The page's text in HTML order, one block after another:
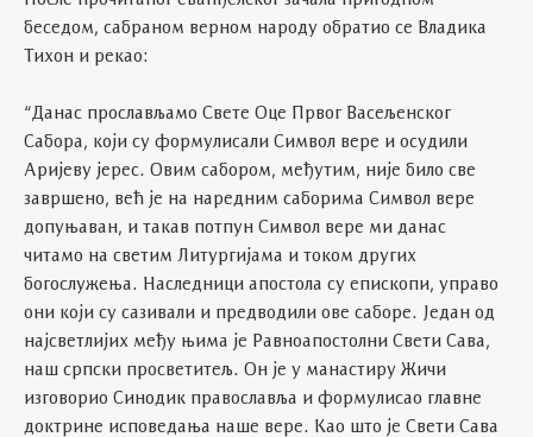
беседом, сабраном верном народу обратио се Владика
Тихон и рекао:
“Данас прослављамо Свете Оце Првог Васељенског
Сабора, који су формулисали Символ вере и осудили
Аријеву јерес. Овим сабором, међутим, није било све
завршено, већ је на наредним саборима Символ вере
допуњаван, и такав потпун Символ вере ми данас
читамо на светим Литургијама и током других
богослужења. Наследници апостола су епископи, управо
они који су сазивали и предводили ове саборе. Један од
најсветлијих међу њима је Равноапостолни Свети Сава,
наш српски просветитељ. Он је у манастиру Жичи
изговорио Синодик православља и формулисао главне
доктрине исповедања наше вере. Као што је Свети Сава